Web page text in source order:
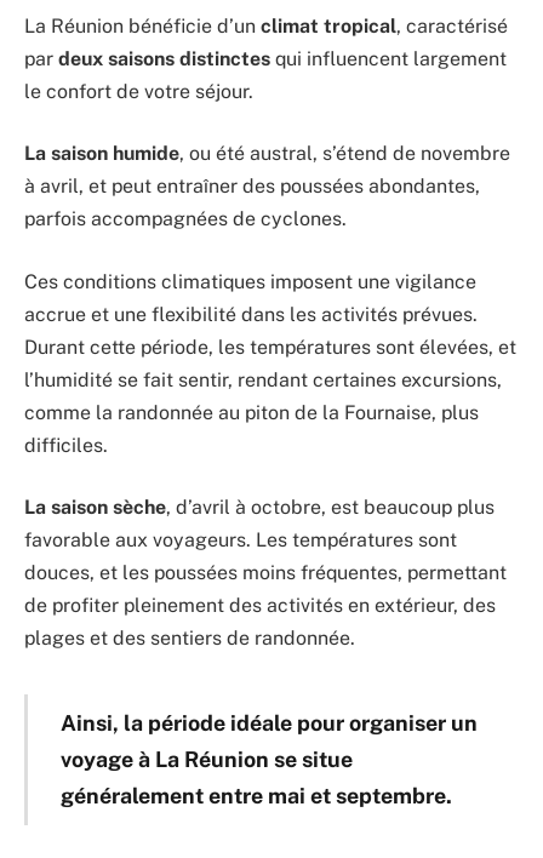
La Réunion bénéficie d’un climat tropical, caractérisé
par deux saisons distinctes qui influencent largement
le confort de votre séjour.
La saison humide, ou été austral, s’étend de novembre
à avril, et peut entraîner des poussées abondantes,
parfois accompagnées de cyclones.
Ces conditions climatiques imposent une vigilance
accrue et une flexibilité dans les activités prévues.
Durant cette période, les températures sont élevées, et
l’humidité se fait sentir, rendant certaines excursions,
comme la randonnée au piton de la Fournaise, plus
difficiles.
La saison sèche, d’avril à octobre, est beaucoup plus
favorable aux voyageurs. Les températures sont
douces, et les poussées moins fréquentes, permettant
de profiter pleinement des activités en extérieur, des
plages et des sentiers de randonnée.
Ainsi, la période idéale pour organiser un
voyage à La Réunion se situe
généralement entre mai et septembre.